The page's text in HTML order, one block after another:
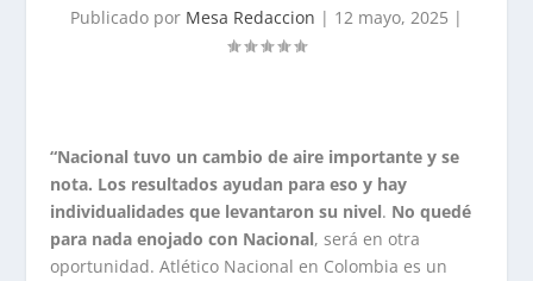
Publicado por Mesa Redaccion | 12 mayo, 2025 |
“Nacional tuvo un cambio de aire importante y se
nota. Los resultados ayudan para eso y hay
individualidades que levantaron su nivel. No quedé
para nada enojado con Nacional, será en otra
oportunidad. Atlético Nacional en Colombia es un